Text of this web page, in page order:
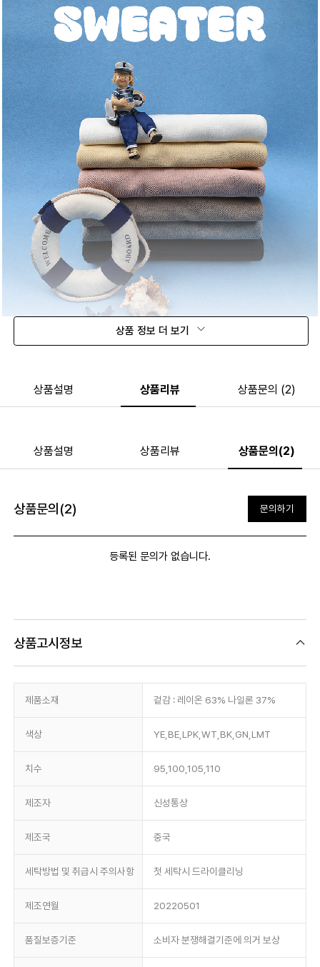
상품 정보 더 보기
상품설명 상품리뷰 상품문의 (2)
상품설명 상품리뷰 상품문의(2)
상품문의(2) 문의하기
등록된 문의가 없습니다.
상품고시정보
제품소재 겉감 : 레이온 63% 나일론 37%
색상 YE,BE,LPK,WT,BK,GN,LMT
치수 95,100,105,110
제조자 신성통상
제조국 중국
세탁방법 및 취급시 주의사항 첫 세탁시 드라이클리닝
제조연월 20220501
품질보증기준 소비자 분쟁해결기준에 의거 보상